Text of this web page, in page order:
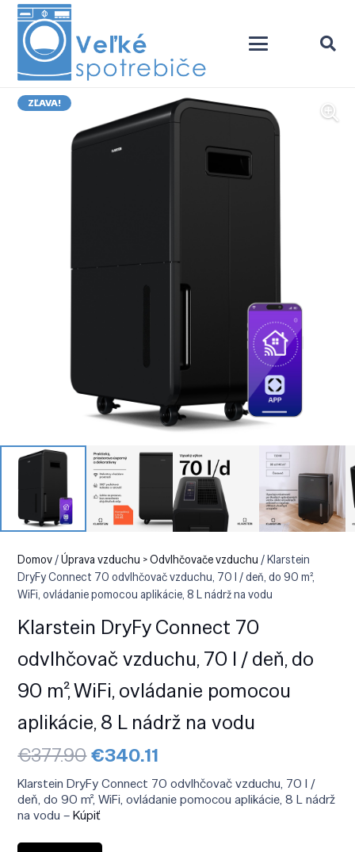
ZĽAVA!
Domov/Úprava vzduchu > Odvlhčovače vzduchu / Klarstein
DryFy Connect 70 odvlhčovač vzduchu, 70 l / deň, do 90 m²,
WiFi, ovládanie pomocou aplikácie, 8 L nádrž na vodu
Klarstein DryFy Connect 70
odvlhčovač vzduchu, 70 l / deň, do
90 m², WiFi, ovládanie pomocou
aplikácie, 8 L nádrž na vodu
€377.90Pôvodná
cena
bola:
€377.90.
€340.11
je:
€340.11.
Klarstein DryFy Connect 70 odvlhčovač vzduchu, 70 l /
deň, do 90 m², WiFi, ovládanie pomocou aplikácie, 8 L nádrž
na vodu –Kúpiť